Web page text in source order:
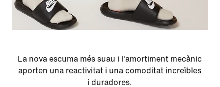
La nova escuma més suau i l'amortiment mecànic
aporten una reactivitat i una comoditat increïbles
i duradores.